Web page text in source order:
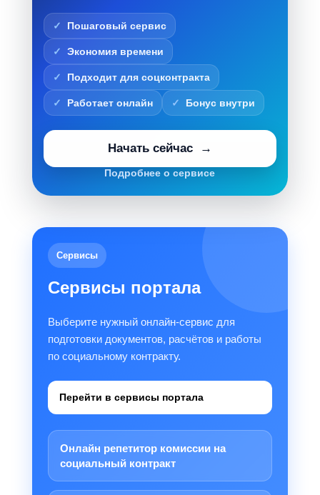
Пошаговый сервис
Экономия времени
Подходит для соцконтракта
Работает онлайн Бонус внутри
Начать сейчас
Подробнее о сервисе
Сервисы
Сервисы портала
Выберите нужный онлайн-сервис для
подготовки документов, расчётов и работы
по социальному контракту.
Перейти в сервисы портала
Онлайн репетитор комиссии на
социальный контракт